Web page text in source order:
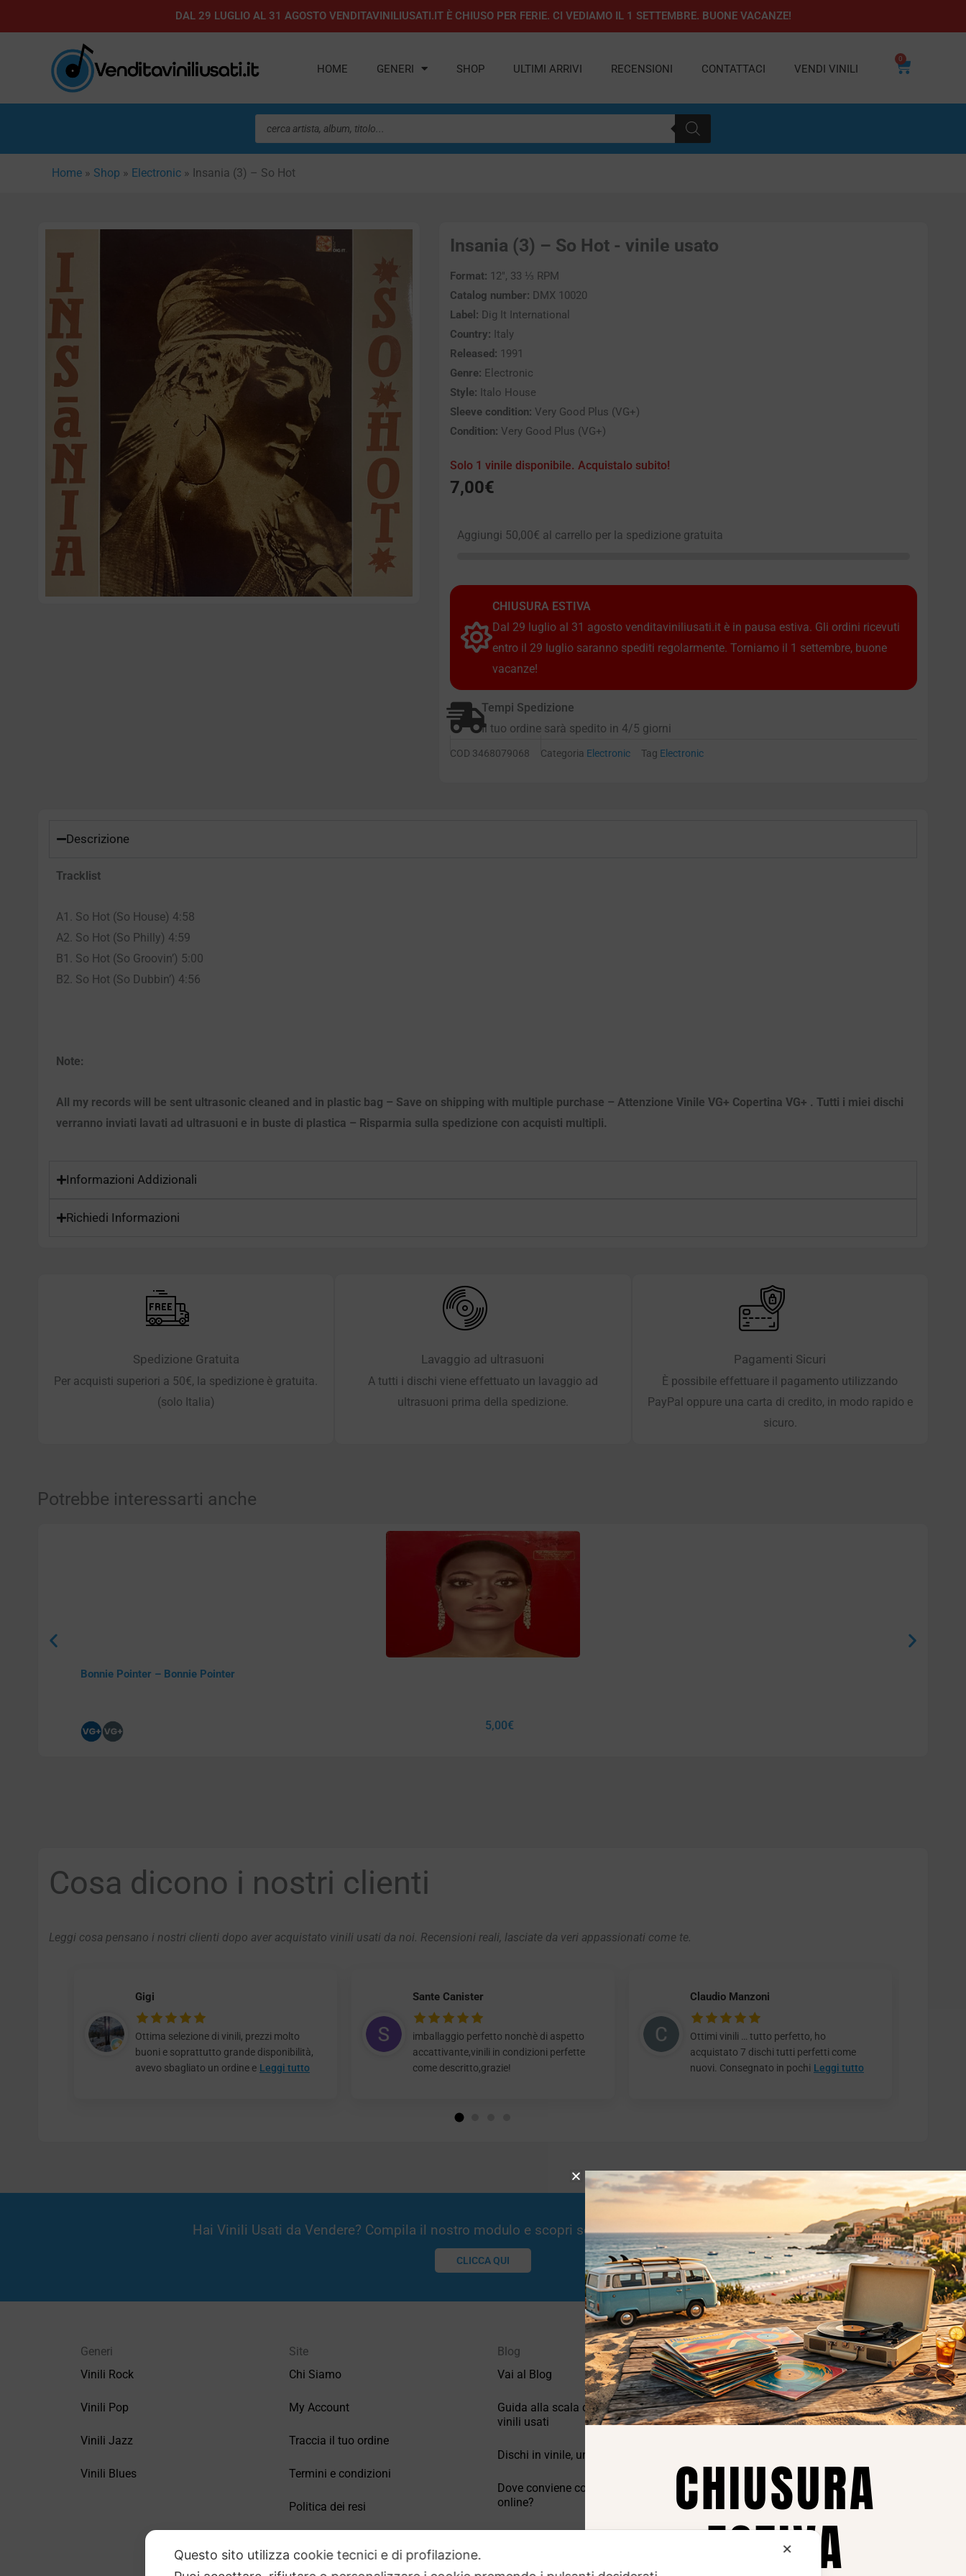
al
DAL 29 LUGLIO AL 31 AGOSTO VENDITAVINILIUSATI.IT È CHIUSO PER FERIE. CI VEDIAMO IL 1 SETTEMBRE. BUONE VACANZE!
HOME GENERI SHOP ULTIMI ARRIVI RECENSIONI CONTATTACI VENDI VINILI
0
Carrello
Ricerca
prodotti
Home » Shop » Electronic » Insania (3) – So Hot
Insania (3) – So Hot - vinile usato
Format: 12″, 33 ⅓ RPM
Catalog number: DMX 10020
Label: Dig It International
Country: Italy
Released: 1991
Genre: Electronic
Style: Italo House
Sleeve condition: Very Good Plus (VG+)
Condition: Very Good Plus (VG+)
Solo 1 vinile disponibile. Acquistalo subito!
7,00€
Aggiungi 50,00€ al carrello per la spedizione gratuita
CHIUSURA ESTIVA
Dal 29 luglio al 31 agosto venditaviniliusati.it è in pausa estiva. Gli ordini ricevuti
entro il 29 luglio saranno spediti regolarmente. Torniamo il 1 settembre, buone
vacanze!
Tempi Spedizione
Il tuo ordine sarà spedito in 4/5 giorni
COD 3468079068 Categoria Electronic Tag Electronic
Descrizione
Tracklist
A1. So Hot (So House) 4:58
A2. So Hot (So Philly) 4:59
B1. So Hot (So Groovin’) 5:00
B2. So Hot (So Dubbin’) 4:56
Note:
All my records will be sent ultrasonic cleaned and in plastic bag – Save on shipping with multiple purchase – Attenzione Vinile VG+ Copertina VG+ . Tutti i miei dischi
verranno inviati lavati ad ultrasuoni e in buste di plastica – Risparmia sulla spedizione con acquisti multipli.
Informazioni Addizionali
Richiedi Informazioni
Spedizione Gratuita
Per acquisti superiori a 50€, la spedizione è gratuita.
(solo Italia)
Lavaggio ad ultrasuoni
A tutti i dischi viene effettuato un lavaggio ad
ultrasuoni prima della spedizione.
Pagamenti Sicuri
È possibile effettuare il pagamento utilizzando
PayPal oppure una carta di credito, in modo rapido e
sicuro.
Potrebbe interessarti anche
Bonnie Pointer – Bonnie Pointer
5,00€
Cosa dicono i nostri clienti
Leggi cosa pensano i nostri clienti dopo aver acquistato vinili usati da noi. Recensioni reali, lasciate da veri appassionati come te.
Gigi
Ottima selezione di vinili, prezzi molto
buoni e soprattutto grande disponibilità,
avevo sbagliato un ordine e Leggi tutto
Sante Canister
imballaggio perfetto nonchè di aspetto
accattivante,vinili in condizioni perfette
come descritto,grazie!
Claudio Manzoni
Ottimi vinili … tutto perfetto, ho
acquistato 7 dischi tutti perfetti come
nuovi. Consegnato in pochi Leggi tutto
Hai Vinili Usati da Vendere? Compila il nostro modulo e scopri se potremmo essere interessati!
CLICCA QUI
Generi
Vinili Rock
Vinili Pop
Vinili Jazz
Vinili Blues
Site
Chi Siamo
My Account
Traccia il tuo ordine
Termini e condizioni
Politica dei resi
Blog
Vai al Blog
Guida alla scala di valutazione dei
vinili usati
Dischi in vinile, un po’ di storia.
Dove conviene comprare vinili
online?
Privacy
Privacy Policy
Cookie Policy (UE)
✕
Questo sito utilizza cookie tecnici e di profilazione.
CHIUSURA
ESTIVA